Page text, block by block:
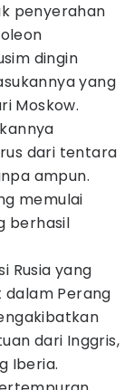
penyerahan
dingin
yang
Moskow.
dari tentara
ampun.
memulai
berhasil
Rusia yang
Perang
dari Inggris,
Iberia.